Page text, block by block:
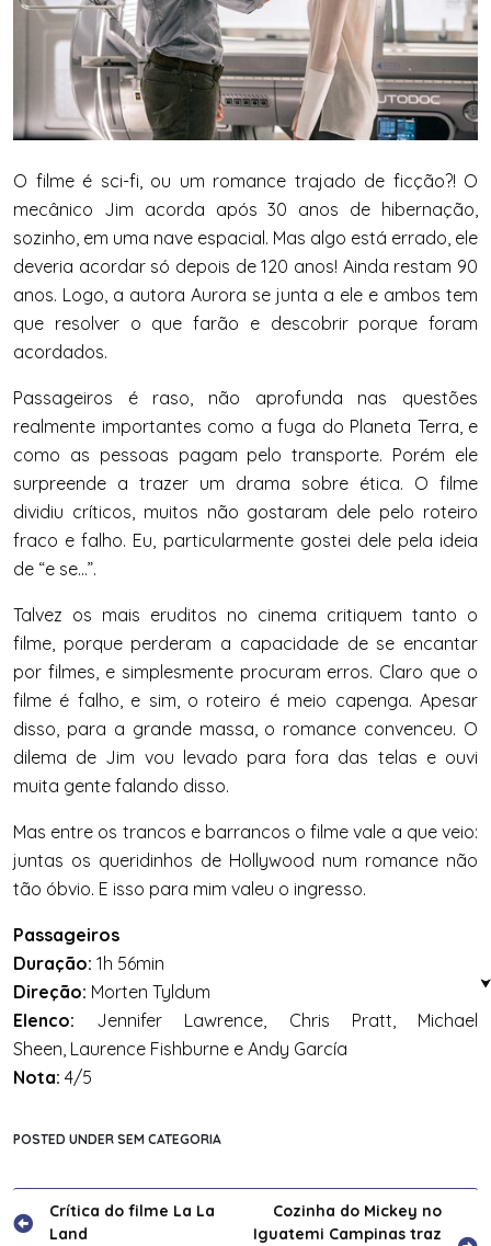
O filme é sci-fi, ou um romance trajado de ficção?! O
mecânico Jim acorda após 30 anos de hibernação,
sozinho, em uma nave espacial. Mas algo está errado, ele
deveria acordar só depois de 120 anos! Ainda restam 90
anos. Logo, a autora Aurora se junta a ele e ambos tem
que resolver o que farão e descobrir porque foram
acordados.
Passageiros é raso, não aprofunda nas questões
realmente importantes como a fuga do Planeta Terra, e
como as pessoas pagam pelo transporte. Porém ele
surpreende a trazer um drama sobre ética. O filme
dividiu críticos, muitos não gostaram dele pelo roteiro
fraco e falho. Eu, particularmente gostei dele pela ideia
de “e se…”.
Talvez os mais eruditos no cinema critiquem tanto o
filme, porque perderam a capacidade de se encantar
por filmes, e simplesmente procuram erros. Claro que o
filme é falho, e sim, o roteiro é meio capenga. Apesar
disso, para a grande massa, o romance convenceu. O
dilema de Jim vou levado para fora das telas e ouvi
muita gente falando disso.
Mas entre os trancos e barrancos o filme vale a que veio:
juntas os queridinhos de Hollywood num romance não
tão óbvio. E isso para mim valeu o ingresso.
Passageiros
Duração: 1h 56min
Direção: Morten Tyldum
Elenco: Jennifer Lawrence, Chris Pratt, Michael
Sheen, Laurence Fishburne e Andy García
Nota: 4/5
POSTED UNDER SEM CATEGORIA
Navegação
Crítica do filme La La
Land
Cozinha do Mickey no
Iguatemi Campinas traz